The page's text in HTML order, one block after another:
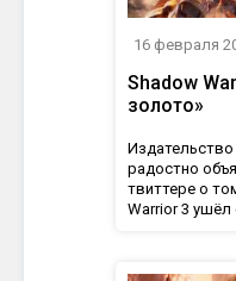
16 февраля
Shadow
золото»
Издательство
радостно
твиттере о
Warrior 3 ушёл